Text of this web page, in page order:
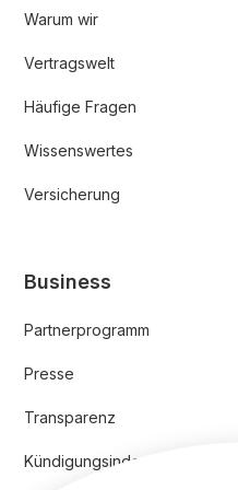
Warum wir
Vertragswelt
Häufige Fragen
Wissenswertes
Versicherung
Business
Partnerprogramm
Presse
Transparenz
Kündigungsindex 2024